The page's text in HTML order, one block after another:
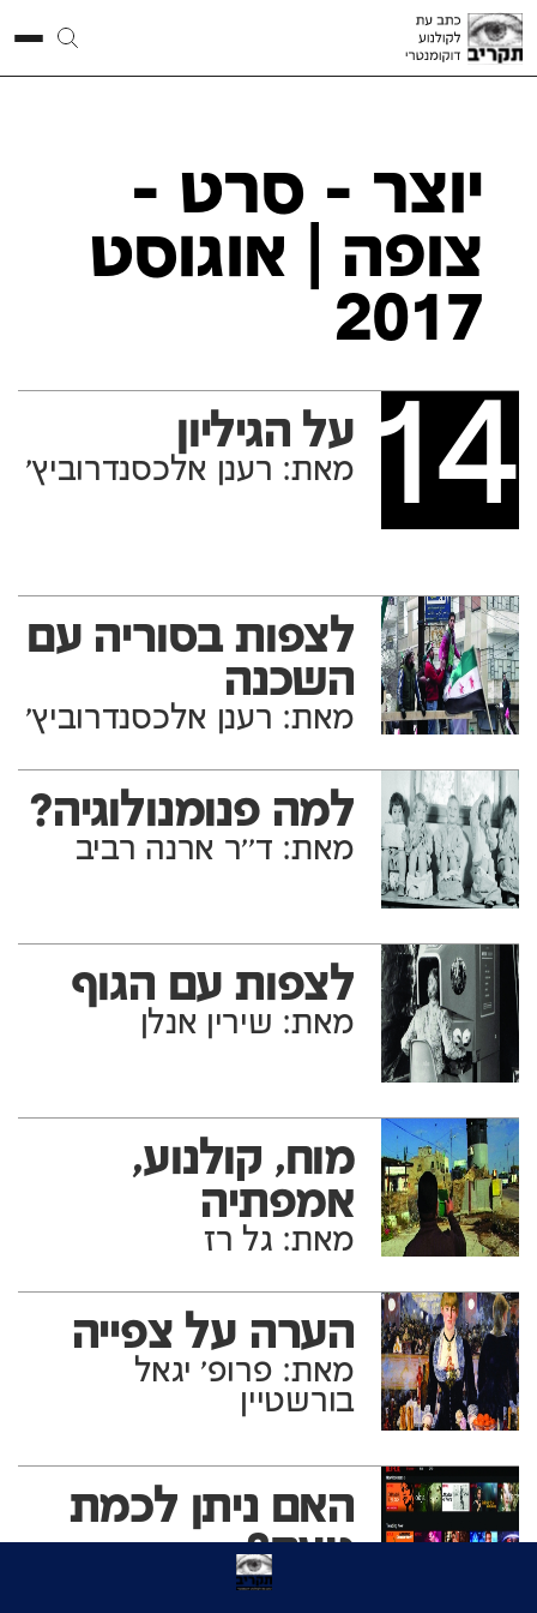
יוצר - סרט -
צופה
| אוגוסט
2017
14 על הגיליון
מאת: רענן אלכסנדרוביץ'
לצפות בסוריה עם
השכנה
מאת: רענן אלכסנדרוביץ'
למה פנומנולוגיה?
מאת: ד''ר ארנה רביב
לצפות עם הגוף
מאת: שירין אנלן
מוח, קולנוע,
אמפתיה
מאת: גל רז
הערה על צפייה
מאת: פרופ' יגאל
בורשטיין
האם ניתן לכמת
טעם?
מאת: נטע אלכסנדר